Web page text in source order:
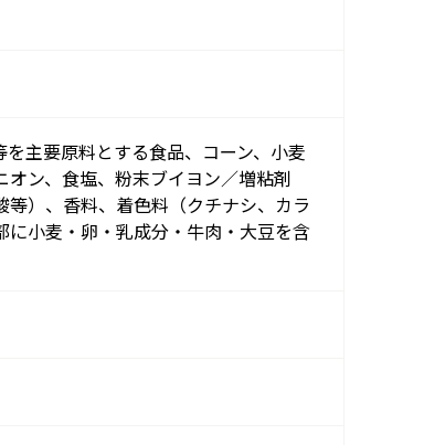
主要原料とする食品、コーン、小麦
ン、食塩、粉末ブイヨン／増粘剤
等）、香料、着色料（クチナシ、カラ
小麦・卵・乳成分・牛肉・大豆を含